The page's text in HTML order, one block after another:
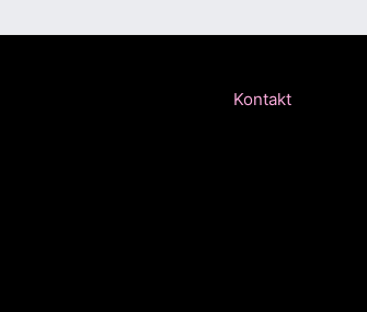
Kontakt